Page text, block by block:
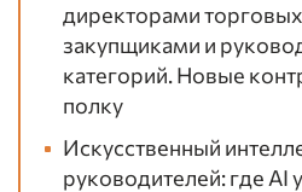
директорами торговых
закупщиками и
категорий. Новые
полку
Искусственный
руководителей: где AI